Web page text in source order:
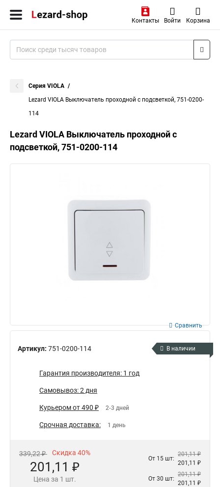
Контакты Войти Корзина
Серия VIOLA
Lezard VIOLA Выключатель проходной с подсветкой, 751-0200-
114
Lezard VIOLA Выключатель проходной с
подсветкой, 751-0200-114
Артикул: 751-0200-114
Сравнить
В наличии
Гарантия производителя: 1 год
Самовывоз: 2 дня
Курьером от 490 ₽ 2-3 дней
Срочная доставка: 1 день
339,22 ₽ Скидка 40%
201,11 ₽
Цена за 1 шт.
От 15 шт:
201,11 ₽
201,11 ₽
От 30 шт:
201,11 ₽
201,11 ₽